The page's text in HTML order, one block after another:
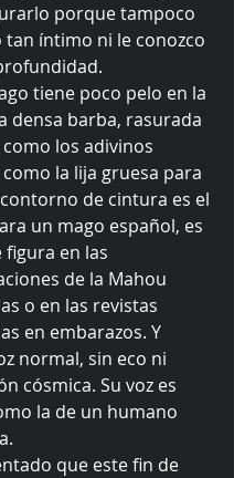
porque tampoco
tan íntimo ni le conozco
tiene poco pelo en la
densa barba, rasurada
los adivinos
la lija gruesa para
de cintura es el
un mago español, es
figura en las
de la Mahou
o en las revistas
en embarazos. Y
normal, sin eco ni
cósmica. Su voz es
la de un humano
que este fin de